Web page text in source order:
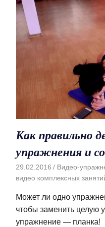
Как правильно
упражнения и
29.02.2016 Видео-
видео комплексных
Может ли одно
чтобы заменить целую
упражнение — планка!